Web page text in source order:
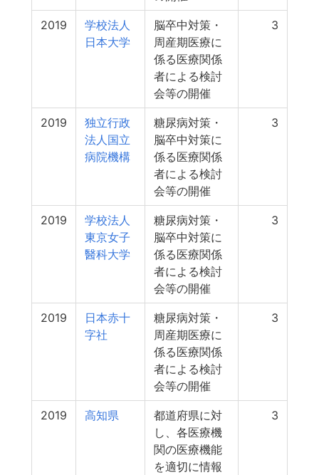
2019
学校法人
日本大学
脳卒中対策・
周産期医療に
係る医療関係
者による検討
会等の開催
3
2019
独立行政
法人国立
病院機構
糖尿病対策・
脳卒中対策に
係る医療関係
者による検討
会等の開催
3
2019
学校法人
東京女子
醫科大学
糖尿病対策・
脳卒中対策に
係る医療関係
者による検討
会等の開催
3
2019
日本赤十
字社
糖尿病対策・
周産期医療に
係る医療関係
者による検討
会等の開催
3
2019 高知県
都道府県に対
し、各医療機
関の医療機能
を適切に情報
3